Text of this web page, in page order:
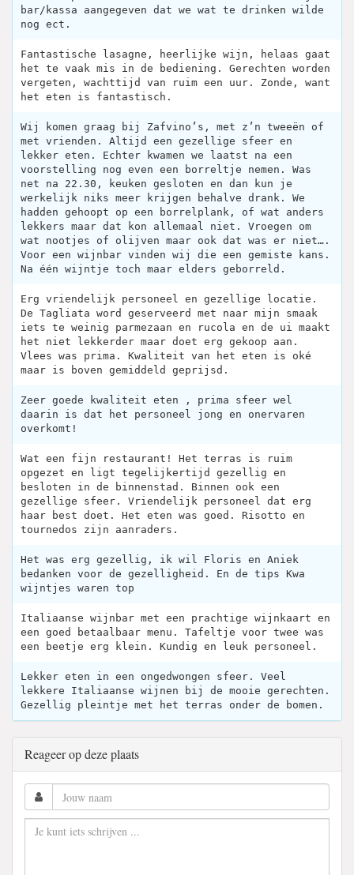
bar/kassa aangegeven dat we wat te drinken wilde
nog ect.
Fantastische lasagne, heerlijke wijn, helaas gaat
het te vaak mis in de bediening. Gerechten worden
vergeten, wachttijd van ruim een uur. Zonde, want
het eten is fantastisch.
Wij komen graag bij Zafvino’s, met z’n tweeën of
met vrienden. Altijd een gezellige sfeer en
lekker eten. Echter kwamen we laatst na een
voorstelling nog even een borreltje nemen. Was
net na 22.30, keuken gesloten en dan kun je
werkelijk niks meer krijgen behalve drank. We
hadden gehoopt op een borrelplank, of wat anders
lekkers maar dat kon allemaal niet. Vroegen om
wat nootjes of olijven maar ook dat was er niet….
Voor een wijnbar vinden wij die een gemiste kans.
Na één wijntje toch maar elders geborreld.
Erg vriendelijk personeel en gezellige locatie.
De Tagliata word geserveerd met naar mijn smaak
iets te weinig parmezaan en rucola en de ui maakt
het niet lekkerder maar doet erg gekoop aan.
Vlees was prima. Kwaliteit van het eten is oké
maar is boven gemiddeld geprijsd.
Zeer goede kwaliteit eten , prima sfeer wel
daarin is dat het personeel jong en onervaren
overkomt!
Wat een fijn restaurant! Het terras is ruim
opgezet en ligt tegelijkertijd gezellig en
besloten in de binnenstad. Binnen ook een
gezellige sfeer. Vriendelijk personeel dat erg
haar best doet. Het eten was goed. Risotto en
tournedos zijn aanraders.
Het was erg gezellig, ik wil Floris en Aniek
bedanken voor de gezelligheid. En de tips Kwa
wijntjes waren top
Italiaanse wijnbar met een prachtige wijnkaart en
een goed betaalbaar menu. Tafeltje voor twee was
een beetje erg klein. Kundig en leuk personeel.
Lekker eten in een ongedwongen sfeer. Veel
lekkere Italiaanse wijnen bij de mooie gerechten.
Gezellig pleintje met het terras onder de bomen.
Reageer op deze plaats